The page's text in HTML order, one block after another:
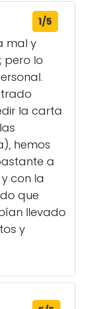
1/5
mal y
pero lo
la carta
hemos
a
con la
que
llevado
y